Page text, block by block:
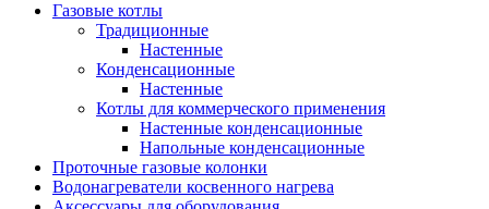
Газовые котлы
Традиционные
Настенные
Конденсационные
Настенные
Котлы для коммерческого применения
Настенные конденсационные
Напольные конденсационные
Проточные газовые колонки
Водонагреватели косвенного нагрева